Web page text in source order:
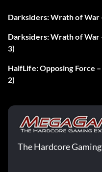
fin
fakkhouse
brouillard
gruffcinema
Darksiders: Wrath of War
Darksiders: Wrath of War
3)
HalfLife: Opposing Force
2)
The Hardcore